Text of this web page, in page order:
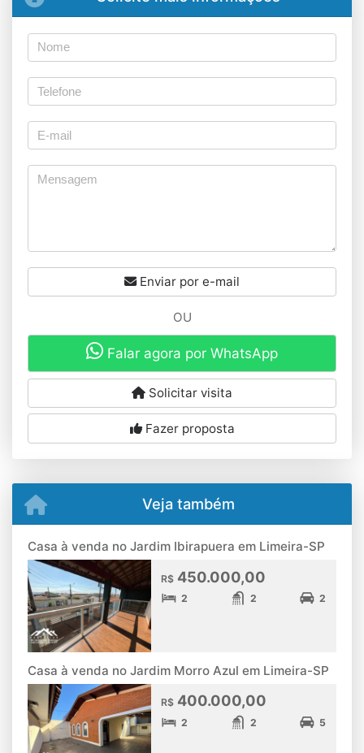
Enviar por e-mail
OU
Falar agora por WhatsApp
Solicitar visita
Fazer proposta
Veja também
Casa à venda no Jardim Ibirapuera em Limeira-SP
R$ 450.000,00
2 2 2
Casa à venda no Jardim Morro Azul em Limeira-SP
R$ 400.000,00
2 2 5